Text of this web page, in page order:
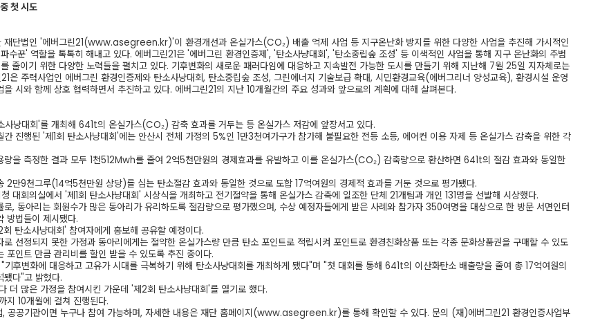
첫 시도
재단법인 '에버그린21(www.asegreen.kr)'이 환경개선과 온실가스(CO₂) 배출 억제 사업 등 지구온난화 방지를 위한 다양한 사업을 추진해 가시적인
수꾼' 역할을 톡톡히 해내고 있다. 에버그린21은 '에버그린 환경인증제', '탄소사냥대회', '탄소중립숲 조성' 등 이색적인 사업을 통해 지구 온난화의 주범
줄이기 위한 다양한 노력들을 펼치고 있다. 기후변화의 새로운 패러다임에 대응하고 지속발전 가능한 도시를 만들기 위해 지난해 7월 25일 지자체로는
은 주력사업인 에버그린 환경인증제와 탄소사냥대회, 탄소중립숲 조성, 그린에너지 기술보급 확대, 시민환경교육(에버그리너 양성교육), 환경시설 운영
시와 함께 상호 협력하면서 추진하고 있다. 에버그린21의 지난 10개월간의 주요 성과와 앞으로의 계획에 대해 살펴본다.
사냥대회'를 개최해 641t의 온실가스(CO₂) 감축 효과를 거두는 등 온실가스 저감에 앞장서고 있다.
진행된 '제1회 탄소사냥대회'에는 안산시 전체 가정의 5%인 1만3천여가구가 참가해 불필요한 전등 소등, 에어컨 이용 자제 등 온실가스 감축을 위한 각
량을 측정한 결과 모두 1천512Mwh를 줄여 2억5천만원의 경제효과를 유발하고 이를 온실가스(CO₂) 감축량으로 환산하면 641t의 절감 효과와 동일한
2만9천그루(14억5천만원 상당)를 심는 탄소절감 효과와 동일한 것으로 도합 17억여원의 경제적 효과를 거둔 것으로 평가됐다.
대회의실에서 '제1회 탄소사냥대회' 시상식을 개최하고 전기절약을 통해 온실가스 감축에 일조한 단체 21개팀과 개인 131명을 선발해 시상했다.
, 동아리는 회원수가 많은 동아리가 유리하도록 절감량으로 평가했으며, 수상 예정자들에게 받은 사례와 참가자 350여명을 대상으로 한 방문 서면인터
방법들이 제시됐다.
탄소사냥대회' 참여자에게 홍보해 공유할 예정이다.
선정되지 못한 가정과 동아리에게는 절약한 온실가스량 만큼 탄소 포인트로 적립시켜 포인트로 환경친화상품 또는 각종 문화상품권을 구매할 수 있도
포인트 만큼 관리비를 할인 받을 수 있도록 추진 중이다.
후변화에 대응하고 고유가 시대를 극복하기 위해 탄소사냥대회를 개최하게 됐다"며 "첫 대회를 통해 641t의 이산화탄소 배출량을 줄여 총 17억여원의
됐다"고 밝혔다.
더 많은 가정을 참여시킨 가운데 '제2회 탄소사냥대회'를 열기로 했다.
지 10개월에 걸쳐 진행된다.
공공기관이면 누구나 참여 가능하며, 자세한 내용은 재단 홈페이지(www.asegreen.kr)를 통해 확인할 수 있다. 문의 (재)에버그린21 환경인증사업부